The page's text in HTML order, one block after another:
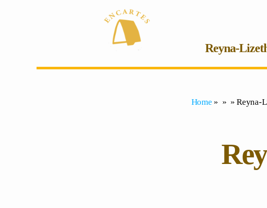
Reyna-
Home » » » Reyna-